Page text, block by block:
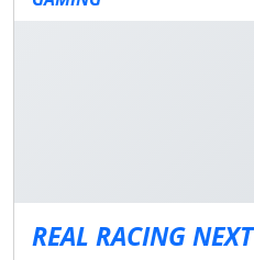
REAL RACING NEXT